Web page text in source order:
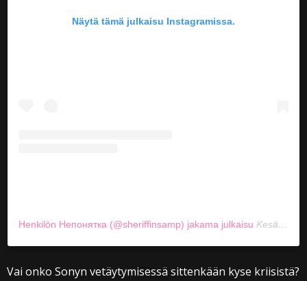
Näytä tämä julkaisu Instagramissa.
Henkilön Непонятка (@sheriffinsamp) jakama julkaisu Kesä 1, 2020 kello 4.23 PDT
Vai onko Sonyn vetäytymisessä sittenkään kyse kriisistä?